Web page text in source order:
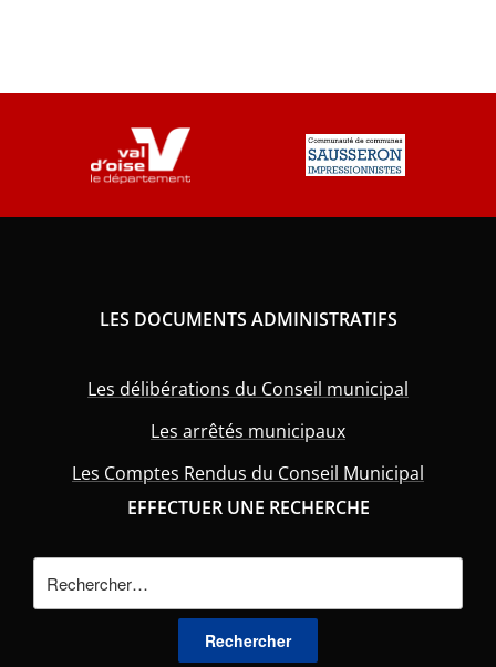
LES DOCUMENTS ADMINISTRATIFS
Les délibérations du Conseil municipal
Les arrêtés municipaux
Les Comptes Rendus du Conseil Municipal
EFFECTUER UNE RECHERCHE